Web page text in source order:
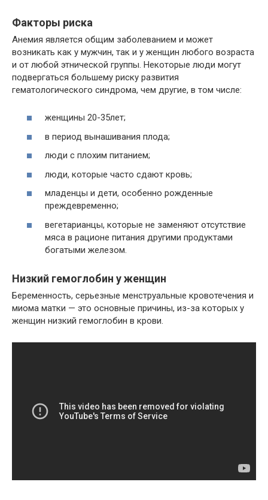
Факторы риска
Анемия является общим заболеванием и может
возникать как у мужчин, так и у женщин любого возраста
и от любой этнической группы. Некоторые люди могут
подвергаться большему риску развития
гематологического синдрома, чем другие, в том числе:
женщины 20-35лет;
в период вынашивания плода;
люди с плохим питанием;
люди, которые часто сдают кровь;
младенцы и дети, особенно рожденные
преждевременно;
вегетарианцы, которые не заменяют отсутствие
мяса в рационе питания другими продуктами
богатыми железом.
Низкий гемоглобин у женщин
Беременность, серьезные менструальные кровотечения и
миома матки — это основные причины, из-за которых у
женщин низкий гемоглобин в крови.